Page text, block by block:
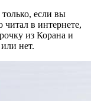
если вы
в интернете,
из Корана и
нет.